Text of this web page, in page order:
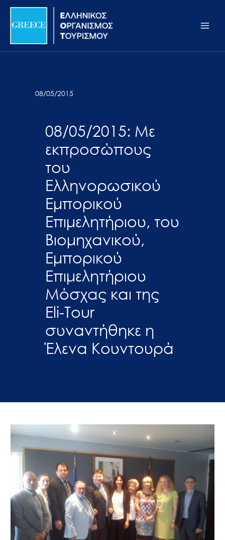
Σημείωση:
ιστότοπος
προσβασιμότητας.
Μετάβαση
περιεχόμενο
08/05/2015
08/05/2015: Με
εκπροσώπους
του
Ελληνορωσικού
Εμπορικού
Επιμελητήριου, του
Βιομηχανικού,
Εμπορικού
Επιμελητήριου
Μόσχας και της
Eli-Tour
συναντήθηκε η
Έλενα Κουντουρά